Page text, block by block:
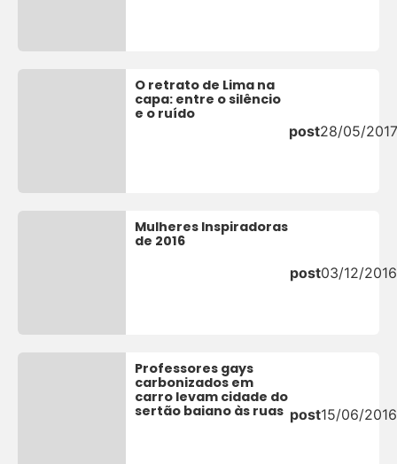
O retrato de Lima na
capa: entre o silêncio
e o ruído
post28/05/2017
Mulheres Inspiradoras
de 2016
post03/12/2016
Professores gays
carbonizados em
carro levam cidade do
sertão baiano às ruas post15/06/2016